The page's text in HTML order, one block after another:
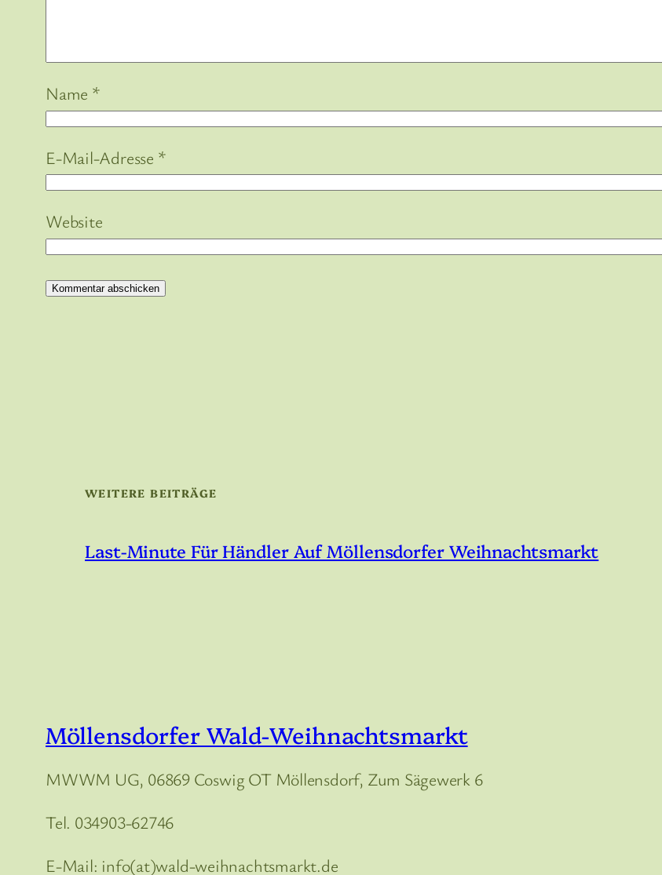
Name *
E-Mail-Adresse *
Website
WEITERE BEITRÄGE
Last-Minute Für Händler Auf Möllensdorfer Weihnachtsmarkt
Möllensdorfer Wald-Weihnachtsmarkt
MWWM UG, 06869 Coswig OT Möllensdorf, Zum Sägewerk 6
Tel. 034903-62746
E-Mail: info(at)wald-weihnachtsmarkt.de